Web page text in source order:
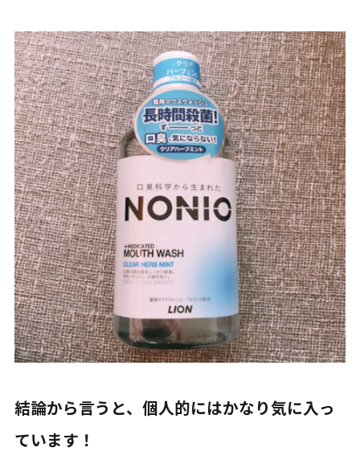
結論から言うと、個人的にはかなり気に入っ
ています！